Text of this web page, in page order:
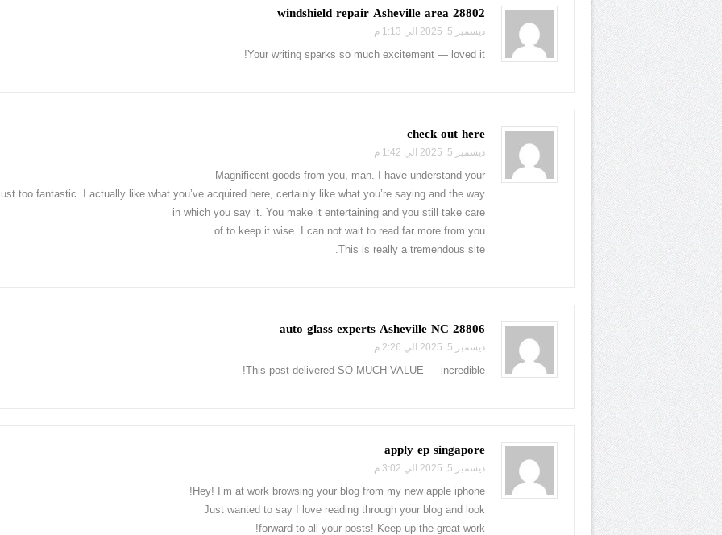
28802 windshield repair Asheville area
ديسمبر 5, 2025 الي 1:13 م
Your writing sparks so much excitement — loved it!
check out here
ديسمبر 5, 2025 الي 1:42 م
Magnificent goods from you, man. I have understand your
too fantastic. I actually like what you’ve acquired here, certainly like what you’re saying and the way
in which you say it. You make it entertaining and you still take care
of to keep it wise. I can not wait to read far more from you.
This is really a tremendous site.
28806 auto glass experts Asheville NC
ديسمبر 5, 2025 الي 2:26 م
This post delivered SO MUCH VALUE — incredible!
apply ep singapore
ديسمبر 5, 2025 الي 3:02 م
Hey! I’m at work browsing your blog from my new apple iphone!
Just wanted to say I love reading through your blog and look
forward to all your posts! Keep up the great work!